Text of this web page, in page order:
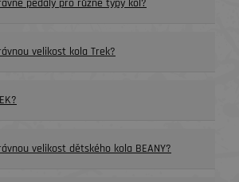
pedály pro různé typy kol?
velikost kola Trek?
velikost dětského kola BEANY?